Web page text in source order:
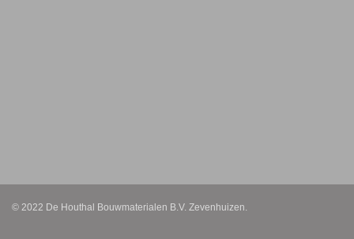
© 2022 De Houthal Bouwmaterialen B.V. Zevenhuizen.